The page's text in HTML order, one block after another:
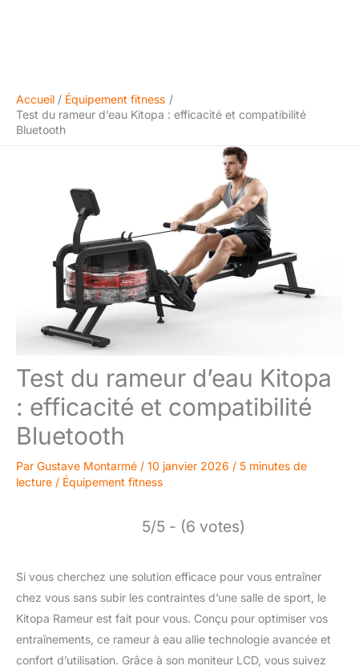
Accueil
Équipement fitness
Test du rameur d’eau Kitopa : efficacité et compatibilité
Bluetooth
Test du rameur d’eau Kitopa
: efficacité et compatibilité
Bluetooth
Par Gustave Montarmé / 10 janvier 2026 / 5 minutes de
lecture / Équipement fitness
5/5 - (6 votes)
Si vous cherchez une solution efficace pour vous entraîner
chez vous sans subir les contraintes d’une salle de sport, le
Kitopa Rameur est fait pour vous. Conçu pour optimiser vos
entraînements, ce rameur à eau allie technologie avancée et
confort d’utilisation. Grâce à son moniteur LCD, vous suivez